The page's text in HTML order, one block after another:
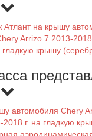
Атлант на крышу
Arrizo 7 2013-
крышу
автомобиля Chery
г. на гладкую